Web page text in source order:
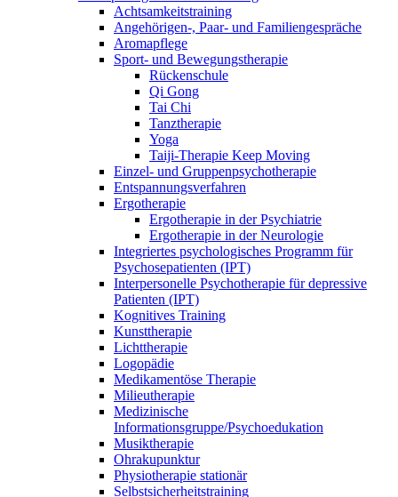
Achtsamkeitstraining
Angehörigen-, Paar- und Familiengespräche
Aromapflege
Sport- und Bewegungstherapie
Rückenschule
Qi Gong
Tai Chi
Tanztherapie
Yoga
Taiji-Therapie Keep Moving
Einzel- und Gruppenpsychotherapie
Entspannungsverfahren
Ergotherapie
Ergotherapie in der Psychiatrie
Ergotherapie in der Neurologie
Integriertes psychologisches Programm für
Psychosepatienten (IPT)
Interpersonelle Psychotherapie für depressive
Patienten (IPT)
Kognitives Training
Kunsttherapie
Lichttherapie
Logopädie
Medikamentöse Therapie
Milieutherapie
Medizinische
Informationsgruppe/Psychoedukation
Musiktherapie
Ohrakupunktur
Physiotherapie stationär
Selbstsicherheitstraining